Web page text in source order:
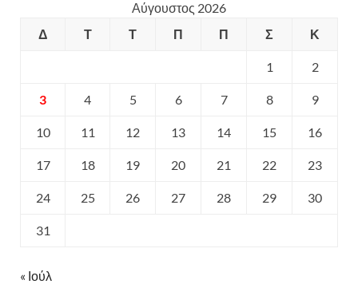
Αύγουστος 2026
Δ
Τ Τ Π Π Σ Κ
1 2
3 4 5 6 7 8 9
10 11 12 13 14 15 16
17 18 19 20 21 22 23
24 25 26 27 28 29 30
31
« Ιούλ